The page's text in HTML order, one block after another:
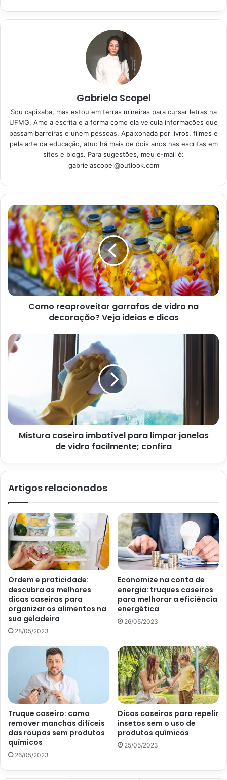
Aromaterapia caseira: truques para
perfumar sua casa com ingredientes
simples
28/05/2023
Dicas caseiras para limpar sua casa
28/05/2023
Observe se a parede é boa
para aplicação do papel de
parede
Primeiramente, antes de saber como limpar o papel de
parede, por exemplo, é importante saber em quais locais
ele pode ser aplicado, sem que haja um prejuízo posterior.
Sendo assim, segundo uma matéria publicada pelo site
UOL, em 28 de maio de 2021, a parede que irá receber o
papel deve ser branca, atuando como uma espécie de
base neutra, não ter ondulações ou buracos e estar livre
de outras texturas ou processos de descascamentos.
Além disso, observe se a parede não possui infiltrações e
problemas similares. Levar em conta esses tópicos antes
mesmo da aplicação conta como uma forma de preservar a
sua decoração e prolongar a vida útil dela. Portanto,
escolha bem a(s) paredes que deseja decorar e mão na
Papel de parede; veja os cuidados necessários com esse tipo de
revestimento – Matéria retirada da UOL
Não molhe o local
Depois que você escolher onde irá aplicar o papel de
parede, é importante saber, de fato, como cuidar dele.
molhá-lo, como quem joga um balde de água em
determinados objetos para limpá-lo.
É preciso que ele fique seco e longe de umidades para
evitar bolhas ou que descasque, por exemplo. Ademais,
sabe-se que, ao molhar, ele pode descolar e, ainda,
desbotar, o que fará com que você tenha que trocá-lo.
Então, sempre fique atento, principalmente nos rodapés
da parede.
Gabriela Scopel
Sou capixaba, mas estou em terras mineiras para cursar letras na
UFMG. Amo a escrita e a forma como ela veicula informações que
passam barreiras e unem pessoas. Apaixonada por livros, filmes e
pela arte da educação, atuo há mais de dois anos nas escritas em
sites e blogs. Para sugestões, meu e-mail é:
gabrielascopel@outlook.com
Como reaproveitar garrafas de vidro na
decoração? Veja ideias e dicas
Mistura caseira imbatível para limpar janelas
de vidro facilmente; confira
Artigos relacionados
Ordem e praticidade:
descubra as melhores
dicas caseiras para
organizar os alimentos na
sua geladeira
28/05/2023
Economize na conta de
energia: truques caseiros
para melhorar a eficiência
energética
26/05/2023
Truque caseiro: como
remover manchas difíceis
das roupas sem produtos
químicos
26/05/2023
Dicas caseiras para repelir
insetos sem o uso de
produtos químicos
25/05/2023